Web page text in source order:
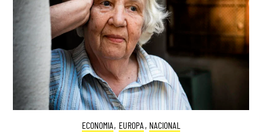
ECONOMIA, EUROPA , NACIONAL